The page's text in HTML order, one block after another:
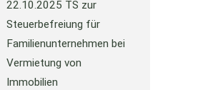
22.10.2025 TS zur
Steuerbefreiung für
Familienunternehmen bei
Vermietung von
Immobilien